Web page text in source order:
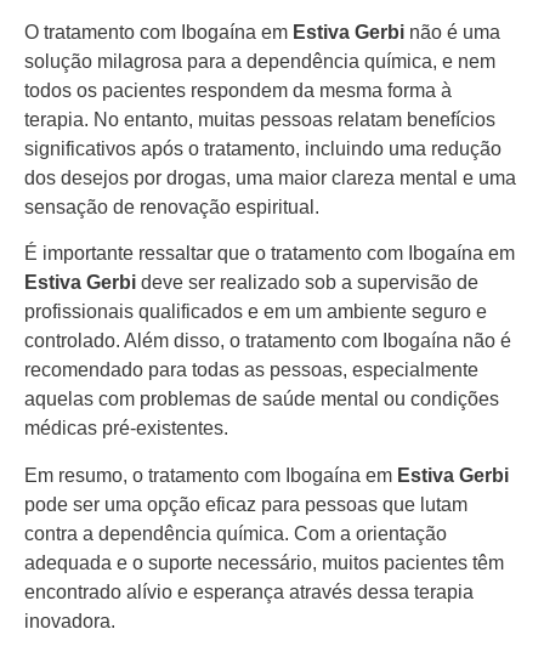
O tratamento com Ibogaína em Estiva Gerbi não é uma
solução milagrosa para a dependência química, e nem
todos os pacientes respondem da mesma forma à
terapia. No entanto, muitas pessoas relatam benefícios
significativos após o tratamento, incluindo uma redução
dos desejos por drogas, uma maior clareza mental e uma
sensação de renovação espiritual.
É importante ressaltar que o tratamento com Ibogaína em
Estiva Gerbi deve ser realizado sob a supervisão de
profissionais qualificados e em um ambiente seguro e
controlado. Além disso, o tratamento com Ibogaína não é
recomendado para todas as pessoas, especialmente
aquelas com problemas de saúde mental ou condições
médicas pré-existentes.
Em resumo, o tratamento com Ibogaína em Estiva Gerbi
pode ser uma opção eficaz para pessoas que lutam
contra a dependência química. Com a orientação
adequada e o suporte necessário, muitos pacientes têm
encontrado alívio e esperança através dessa terapia
inovadora.